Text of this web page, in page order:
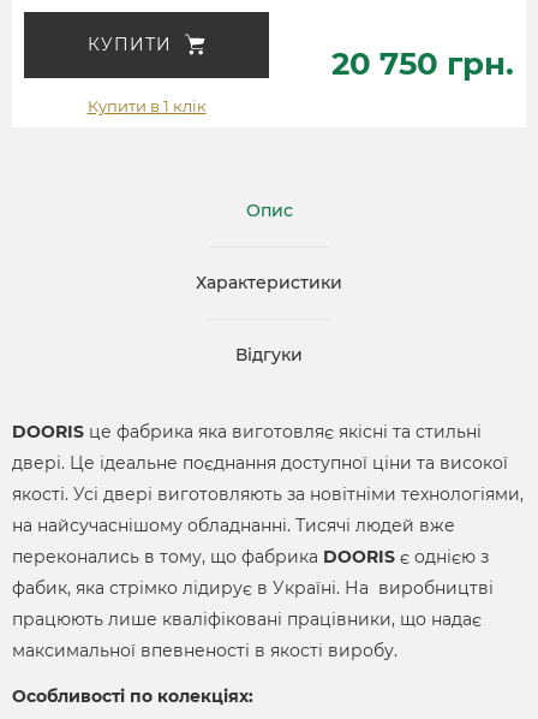
КУПИТИ
Купити в 1 клік
20 750 грн.
Опис
Характеристики
Відгуки
DOORIS це фабрика яка виготовляє якісні та стильні
двері. Це ідеальне поєднання доступної ціни та високої
якості. Усі двері виготовляють за новітніми технологіями,
на найсучаснішому обладнанні. Тисячі людей вже
переконались в тому, що фабрика DOORIS є однією з
фабик, яка стрімко лідирує в Україні. На виробництві
працюють лише кваліфіковані працівники, що надає
максимальної впевненості в якості виробу.
Особливості по колекціях: